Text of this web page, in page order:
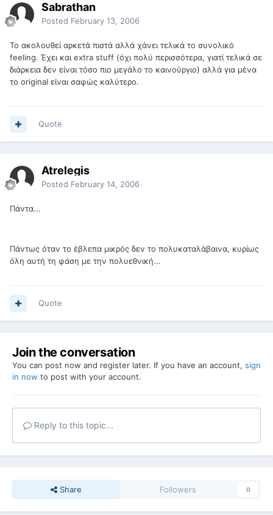
Sabrathan
Posted February 13, 2006
Το ακολουθεί αρκετά πιστά αλλά χάνει τελικά το συνολικό
feeling. Έχει και extra stuff (όχι πολύ περισσότερα, γιατί τελικά σε
διάρκεια δεν είναι τόσο πιο μεγάλο το καινούργιο) αλλά για μένα
το original είναι σαφώς καλύτερο.
Quote
Atrelegis
Posted February 14, 2006
Πάντα...
Πάντως όταν το έβλεπα μικρός δεν το πολυκαταλάβαινα, κυρίως
όλη αυτή τη φάση με την πολυεθνική...
Quote
Join the conversation
You can post now and register later. If you have an account, sign
in now to post with your account.
Reply to this topic...
Share Followers 0